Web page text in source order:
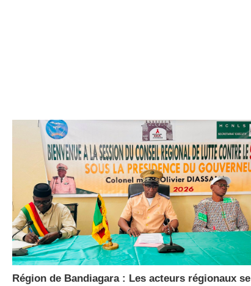
Région de Bandiagara : Les acteurs régionaux se